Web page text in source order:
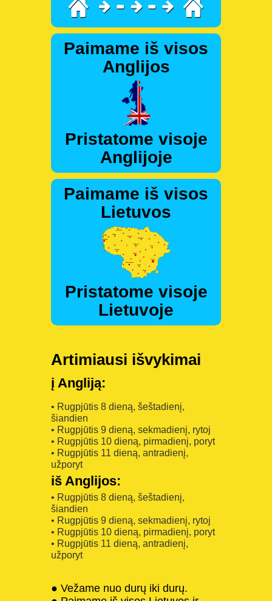
Paimame iš visos
Anglijos
Pristatome visoje
Anglijoje
Paimame iš visos
Lietuvos
Pristatome visoje
Lietuvoje
Artimiausi išvykimai
į Angliją:
• Rugpjūtis 8 dieną, šeštadienį,
šiandien
• Rugpjūtis 9 dieną, sekmadienį, rytoj
• Rugpjūtis 10 dieną, pirmadienį, poryt
• Rugpjūtis 11 dieną, antradienį,
užporyt
iš Anglijos:
• Rugpjūtis 8 dieną, šeštadienį,
šiandien
• Rugpjūtis 9 dieną, sekmadienį, rytoj
• Rugpjūtis 10 dieną, pirmadienį, poryt
• Rugpjūtis 11 dieną, antradienį,
užporyt
● Vežame nuo durų iki durų.